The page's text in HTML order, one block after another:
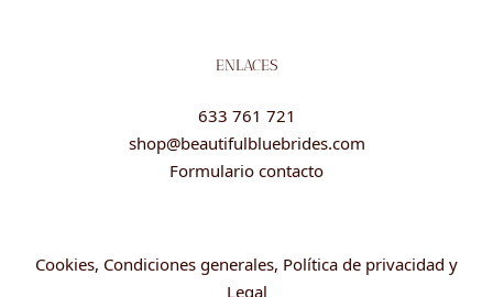
ENLACES
633 761 721
shop@beautifulbluebrides.com
Formulario contacto
Cookies, Condiciones generales, Política de privacidad y
Legal